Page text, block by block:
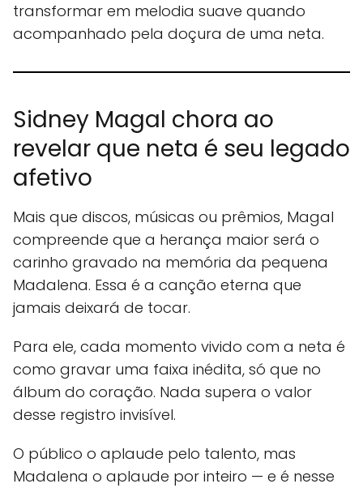
transformar em melodia suave quando
acompanhado pela doçura de uma neta.
Sidney Magal chora ao
revelar que neta é seu legado
afetivo
Mais que discos, músicas ou prêmios, Magal
compreende que a herança maior será o
carinho gravado na memória da pequena
Madalena. Essa é a canção eterna que
jamais deixará de tocar.
Para ele, cada momento vivido com a neta é
como gravar uma faixa inédita, só que no
álbum do coração. Nada supera o valor
desse registro invisível.
O público o aplaude pelo talento, mas
Madalena o aplaude por inteiro — e é nesse